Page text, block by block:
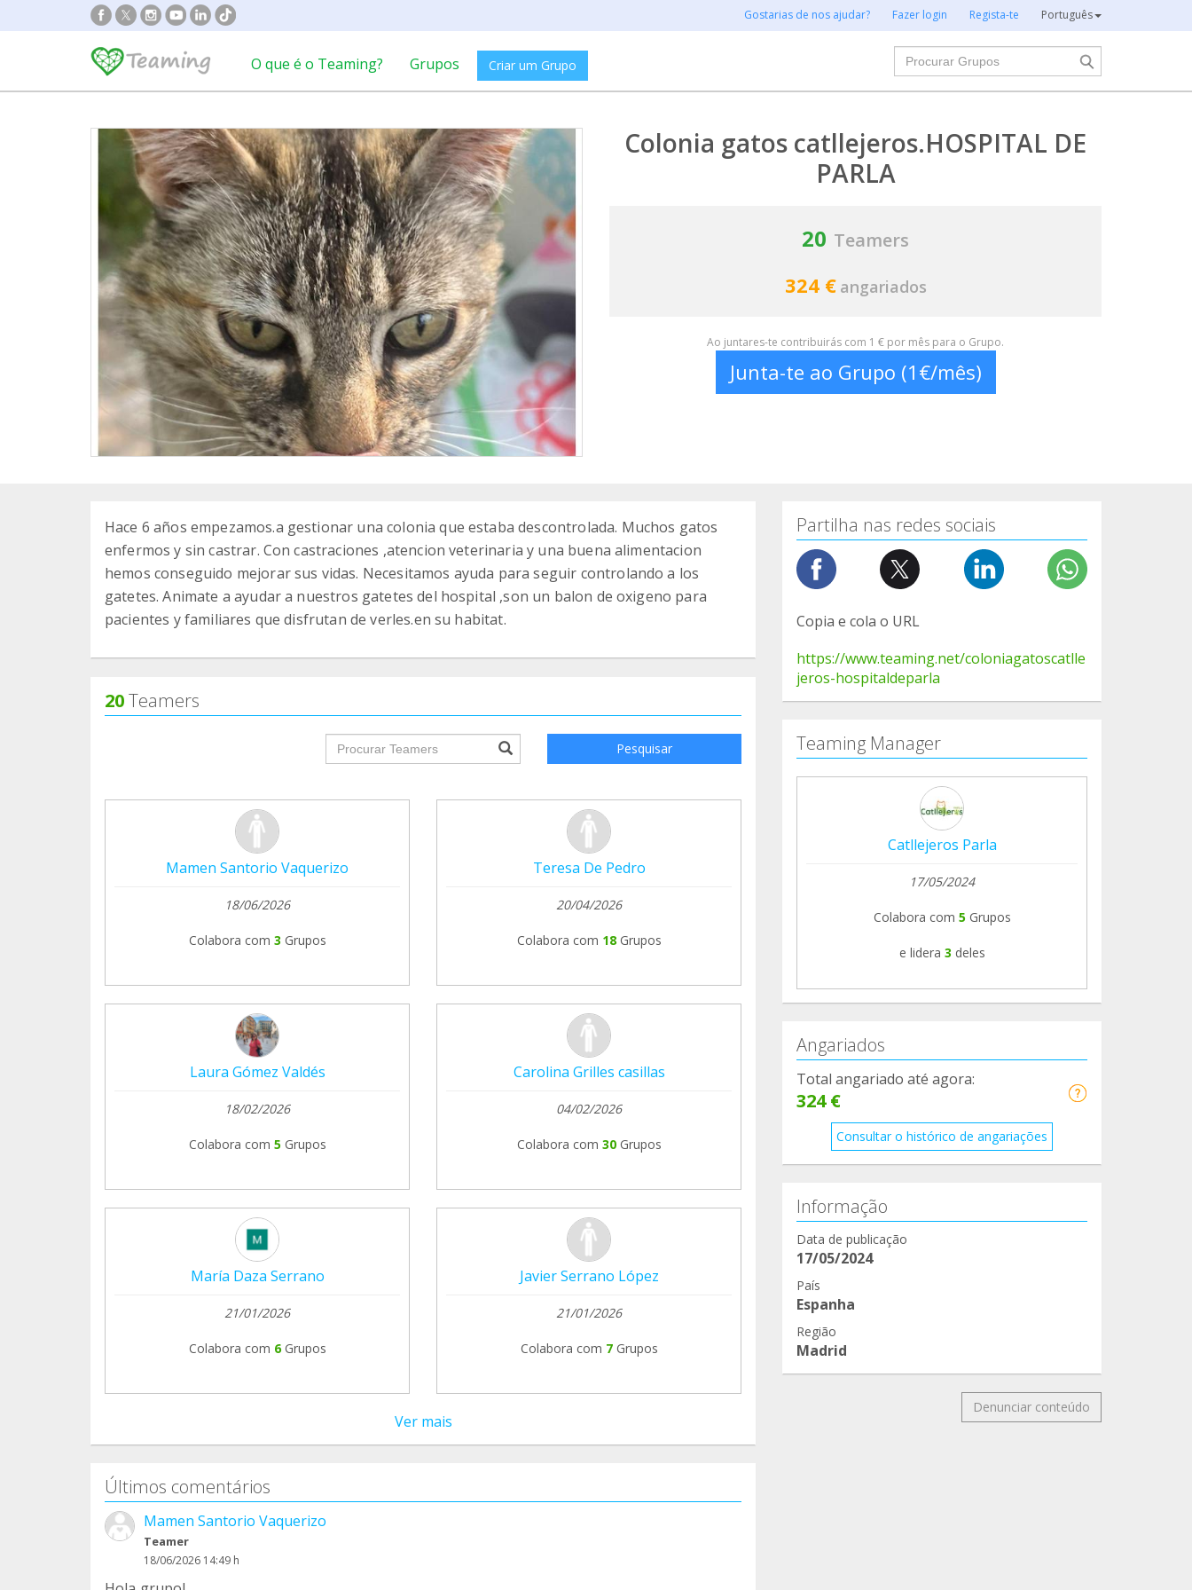
Gostarias de nos ajudar? Fazer login Regista-te Português
O que é o Teaming? Grupos Criar um Grupo
Procurar
Colonia gatos catllejeros.HOSPITAL DE
PARLA
20 Teamers
324 € angariados
Ao juntares-te contribuirás com 1 € por mês para o Grupo.
Junta-te ao Grupo (1€/mês)
Hace 6 años empezamos.a gestionar una colonia que estaba descontrolada. Muchos gatos
enfermos y sin castrar. Con castraciones ,atencion veterinaria y una buena alimentacion
hemos conseguido mejorar sus vidas. Necesitamos ayuda para seguir controlando a los
gatetes. Animate a ayudar a nuestros gatetes del hospital ,son un balon de oxigeno para
pacientes y familiares que disfrutan de verles.en su habitat.
20Teamers
groupProfile.searchForm.search.text??? Pesquisar
Mamen Santorio Vaquerizo
18/06/2026
Colabora com 3 Grupos
Teresa De Pedro
20/04/2026
Colabora com 18 Grupos
Laura Gómez Valdés
18/02/2026
Colabora com 5 Grupos
Carolina Grilles casillas
04/02/2026
Colabora com 30 Grupos
María Daza Serrano
21/01/2026
Colabora com 6 Grupos
Javier Serrano López
21/01/2026
Colabora com 7 Grupos
Ver mais
Últimos comentários
Mamen Santorio Vaquerizo
Teamer
18/06/2026 14:49 h
Partilha nas redes sociais
Copia e cola o URL
https://www.teaming.net/coloniagatoscatlle
jeros-hospitaldeparla
Teaming Manager
Catllejeros Parla
17/05/2024
Colabora com 5Grupos
e lidera 3 deles
Angariados
Total angariado até agora:
324 €
Consultar o histórico de angariações
Informação
Data de publicação
17/05/2024
País
Espanha
Região
Madrid
Denunciar conteúdo